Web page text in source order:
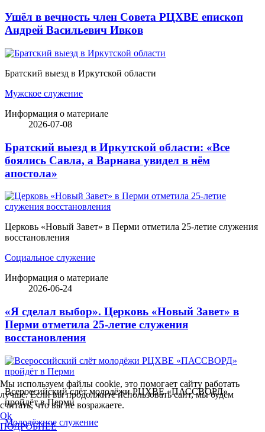
Ушёл в вечность член Совета РЦХВЕ епископ
Андрей Васильевич Ивков
Братский выезд в Иркутской области
Мужское служение
Информация о материале
2026-07-08
Братский выезд в Иркутской области: «Все
боялись Савла, а Варнава увидел в нём
апостола»
Церковь «Новый Завет» в Перми отметила 25-летие служения
восстановления
Социальное служение
Информация о материале
2026-06-24
«Я сделал выбор». Церковь «Новый Завет» в
Перми отметила 25-летие служения
восстановления
Всероссийский слёт молодёжи РЦХВЕ «ПАССВОРД»
пройдёт в Перми
Молодёжное служение
Мы используем файлы cookie, это помогает сайту работать
лучше. Если вы продолжите использовать сайт, мы будем
считать, что вы не возражаете.
Ok
ПОДРОБНЕЕ